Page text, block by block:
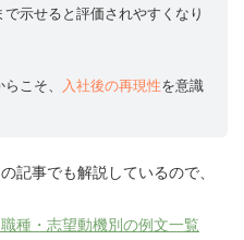
示せると評価されやすくなり
こそ、 入社後の再現性を意識
記事でも解説しているので、
種・志望動機別の例文一覧